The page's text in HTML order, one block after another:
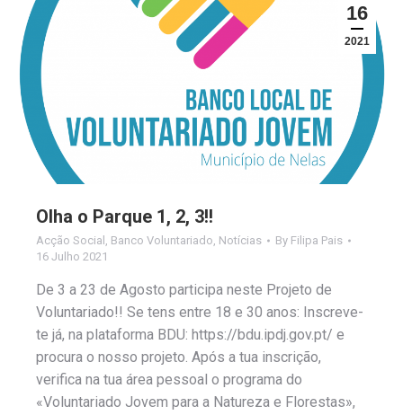
16
2021
Olha o Parque 1, 2, 3!!
Acção Social , Banco Voluntariado, Notícias By Filipa Pais
16 Julho 2021
De 3 a 23 de Agosto participa neste Projeto de
Voluntariado!! Se tens entre 18 e 30 anos: Inscreve-
te já, na plataforma BDU: https://bdu.ipdj.gov.pt/ e
procura o nosso projeto. Após a tua inscrição,
verifica na tua área pessoal o programa do
«Voluntariado Jovem para a Natureza e Florestas»,